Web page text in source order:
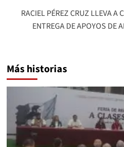
RACIEL PÉREZ CRUZ LLEVA A
ENTREGA DE APOYOS DE
Más historias